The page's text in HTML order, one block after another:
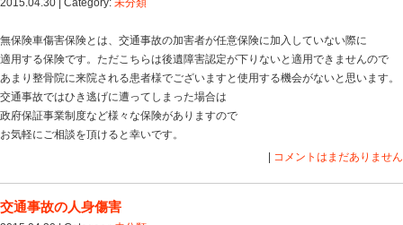
でも事故前は症状無かったよ？
実際、腰痛や首の痛みがなくてもヘルニアを持っている
症状がないから検査をせずに気づいていないということ
だからスムーズに事故で発生したと認められないのです
画像でよく見ると新しく発生したものなのか、元々あっ
あるようなので、６ヶ月以上治療をしても症状が残って
する価値はあります。